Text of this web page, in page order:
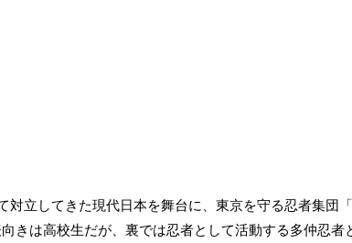
対立してきた現代日本を舞台に、東京を守る忍者集団
きは高校生だが、裏では忍者として活動する多仲忍